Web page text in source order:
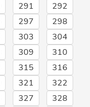
291
292
297
298
303
304
309
310
315
316
321
322
327
328